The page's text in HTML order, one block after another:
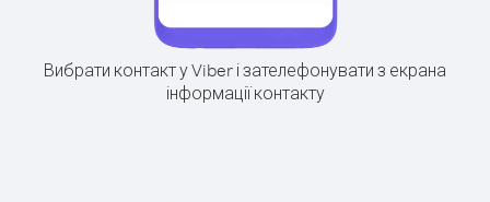
Вибрати контакт у Viber і зателефонувати з екрана
інформації контакту